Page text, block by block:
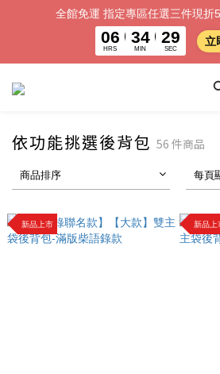
依功能挑選後背包 56 件商品
商品排序 每頁
新品上市 新品上
全館免運 指定專區任選三件現折
06
HRS
34
MIN
28
SEC
立